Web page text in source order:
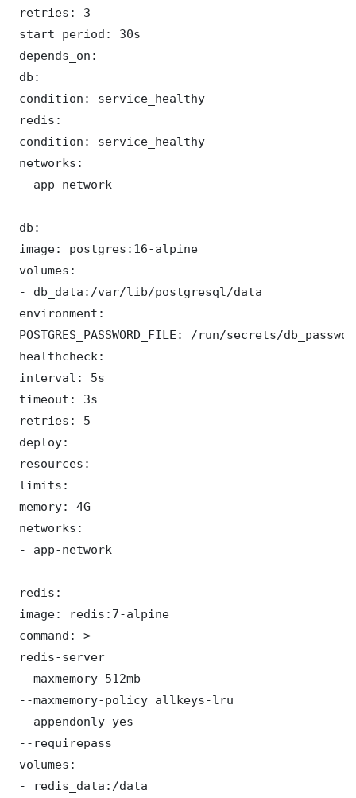
retries: 3
start_period: 30s
depends_on:
db:
condition: service_healthy
redis:
condition: service_healthy
networks:
- app-network
db:
image: postgres:16-alpine
volumes:
- db_data:/var/lib/postgresql/data
environment:
POSTGRES_PASSWORD_FILE: /run/secrets/
healthcheck:
interval: 5s
timeout: 3s
retries: 5
deploy:
resources:
limits:
memory: 4G
networks:
- app-network
redis:
image: redis:7-alpine
command: >
redis-server
--maxmemory 512mb
--maxmemory-policy allkeys-lru
--appendonly yes
--requirepass
volumes:
- redis_data:/data